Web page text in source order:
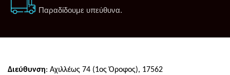
Παραδίδουμε υπεύθυνα.
Διεύθυνση: Αχιλλέως 74 (1ος Όροφος), 17562